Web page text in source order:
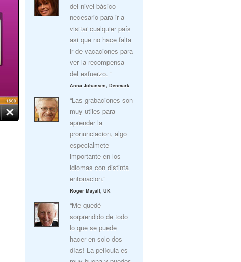
del nivel básico
necesario para ir a
visitar cualquier país
asi que no hace falta
ir de vacaciones para
ver la recompensa
del esfuerzo. ”
Anna Johansen, Denmark
“Las grabaciones son
muy utiles para
aprender la
pronunciacion, algo
especialmete
importante en los
idiomas con distinta
entonacion.”
Roger Mayall, UK
“Me quedé
sorprendido de todo
lo que se puede
hacer en solo dos
días! La película es